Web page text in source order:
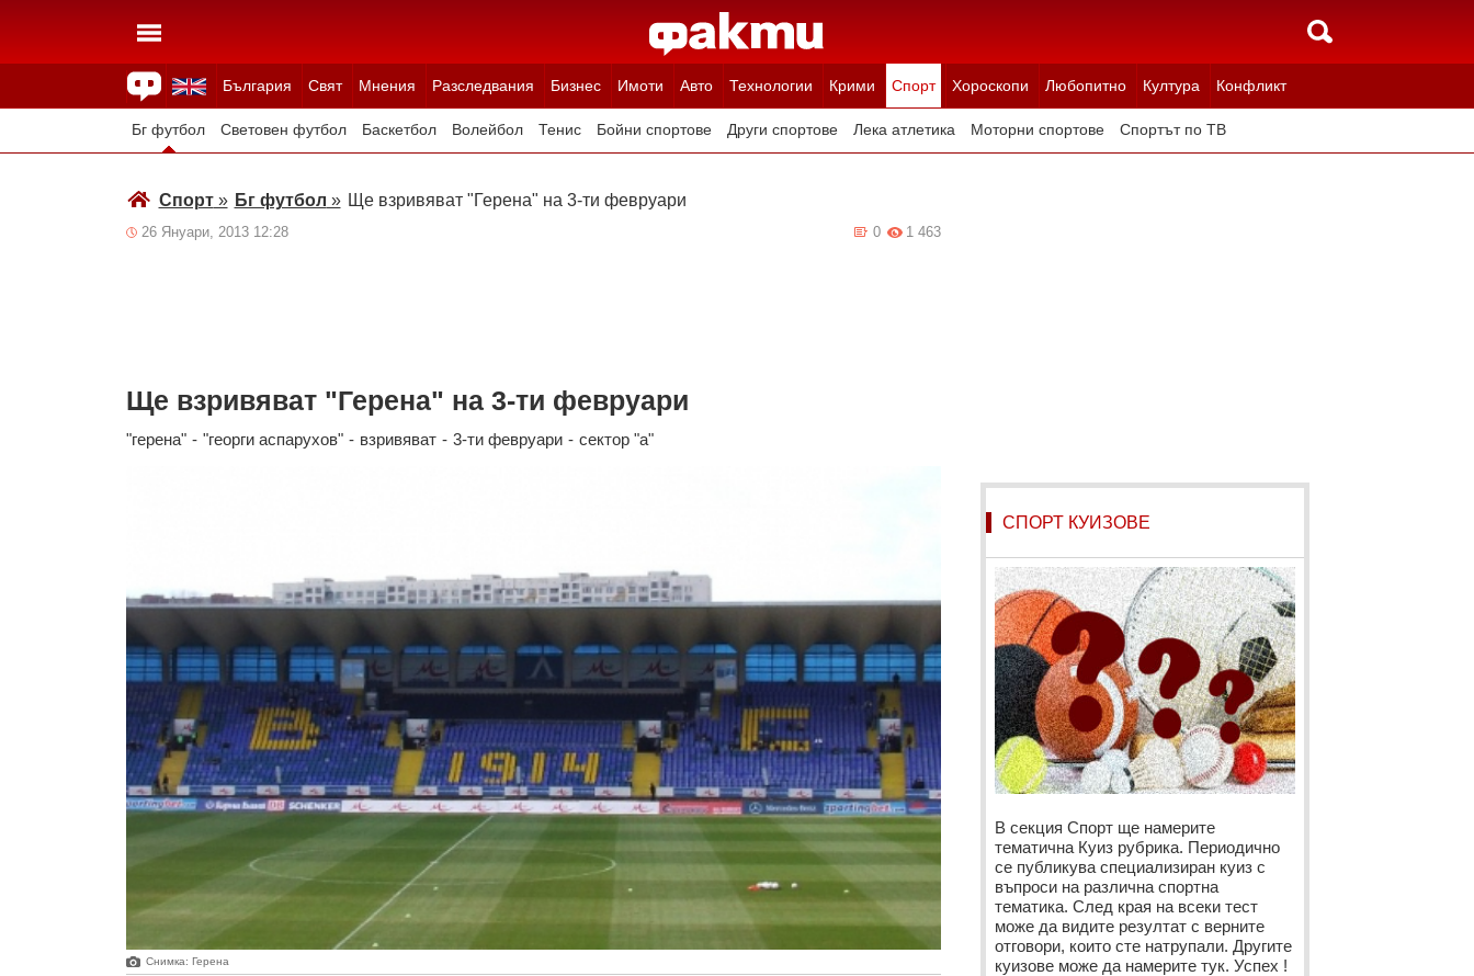
България Свят Мнения Разследвания Бизнес Имоти Авто Технологии Крими Спорт Хороскопи Любопитно Култура Конфликт
Здраве Времето Анкети Вицове Куизове
Бг футбол Световен футбол Баскетбол Волейбол Тенис Бойни спортове Други спортове Лека атлетика Моторни спортове Спортът по ТВ
Спорт» Бг футбол » Ще взривяват "Герена" на 3-ти февруари
26 Януари, 2013 12:28 1 463
0
Ще взривяват "Герена" на 3-ти февруари
"герена" - "георги аспарухов" - взривяват - 3-ти февруари - сектор "а"
Снимка: Герена
СПОРТ КУИЗОВЕ
В секция Спорт ще намерите
тематична Куиз рубрика. Периодично
се публикува специализиран куиз с
въпроси на различна спортна
тематика. След края на всеки тест
може да видите резултат с верните
отговори, които сте натрупали. Другите
куизове може да намерите тук. Успех !